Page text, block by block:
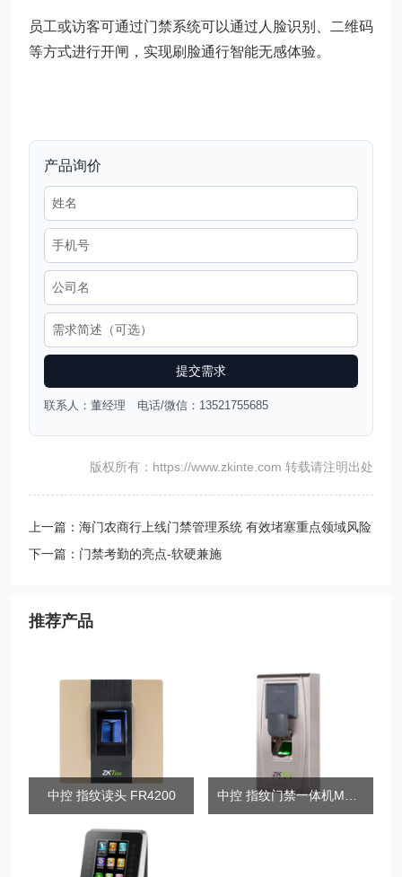
员工或访客可通过门禁系统可以通过人脸识别、二维码
等方式进行开闸，实现刷脸通行智能无感体验。
产品询价
提交需求
联系人：董经理 电话/微信：13521755685
版权所有：https://www.zkinte.com 转载请注明出处
上一篇：海门农商行上线门禁管理系统 有效堵塞重点领域风险
漏洞
下一篇：门禁考勤的亮点-软硬兼施
推荐产品
中控 指纹读头 FR4200